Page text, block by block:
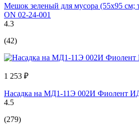
Мешок зеленый для мусора (55x95 см;
ON 02-24-001
4.3
(42)
1 253 ₽
Насадка на МД1-11Э 002И Фиолент
4.5
(279)